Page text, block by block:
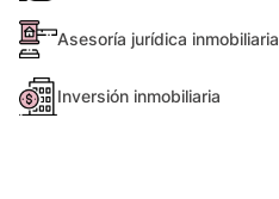
Asesoría jurídica inmobiliaria
Inversión inmobiliaria